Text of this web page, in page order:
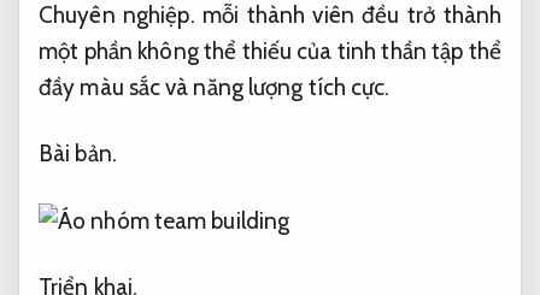
Chuyên nghiệp. mỗi thành viên đều trở thành
một phần không thể thiếu của tinh thần tập thể
đầy màu sắc và năng lượng tích cực.
Bài bản.
Triển khai.